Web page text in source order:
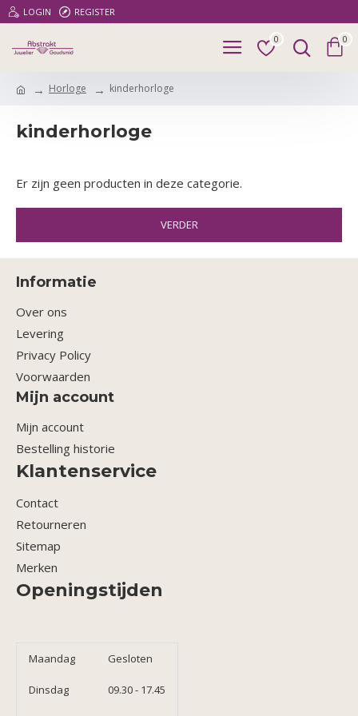
LOGIN REGISTER
0 0
Horloge kinderhorloge
kinderhorloge
Er zijn geen producten in deze categorie.
VERDER
Informatie
Over ons
Levering
Privacy Policy
Voorwaarden
Mijn account
Mijn account
Bestelling historie
Klantenservice
Contact
Retourneren
Sitemap
Merken
Openingstijden
Maandag Gesloten
Dinsdag 09.30 - 17.45